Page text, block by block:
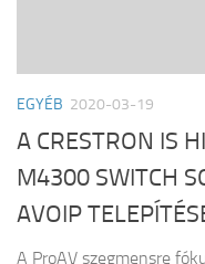
EGYÉB 2020-03-19
A CRESTRON IS
M4300 SWITCH
AVOIP
A ProAV szegmensre